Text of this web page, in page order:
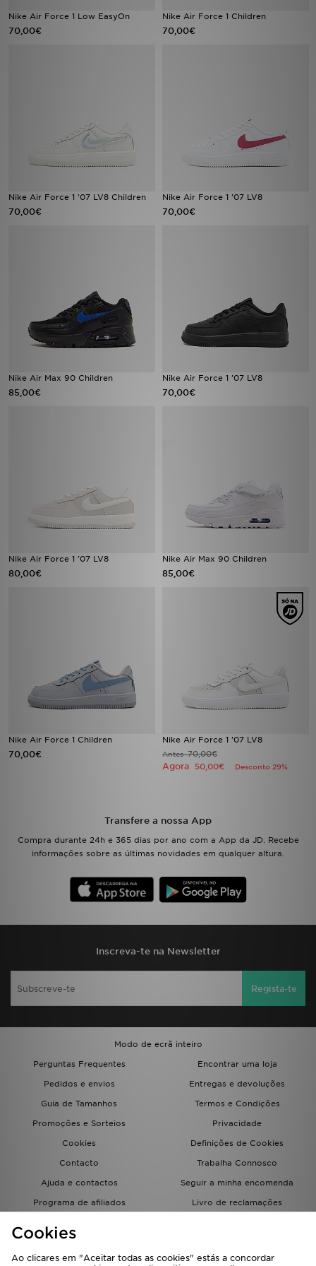
Nike Air Force 1 Low EasyOn
70,00€
Nike Air Force 1 Children
70,00€
Nike Air Force 1 '07 LV8 Children
70,00€
Nike Air Force 1 '07 LV8
70,00€
Nike Air Max 90 Children
85,00€
Nike Air Force 1 '07 LV8
70,00€
Nike Air Force 1 '07 LV8
80,00€
Nike Air Max 90 Children
85,00€
Nike Air Force 1 Children
70,00€
Nike Air Force 1 '07 LV8
Antes70,00€
Agora 50,00€ Desconto 29%
Transfere a nossa App
Compra durante 24h e 365 dias por ano com a App da JD. Recebe
informações sobre as últimas novidades em qualquer altura.
Inscreva-te na Newsletter
Regista-te
Modo de ecrã inteiro
Perguntas Frequentes
Encontrar uma loja
Pedidos e envios
Entregas e devoluções
Guia de Tamanhos
Termos e Condições
Promoções e Sorteios
Privacidade
Cookies
Definições de Cookies
Contacto
Trabalha Connosco
Ajuda e contactos
Seguir a minha encomenda
Programa de afiliados
Livro de reclamações
LOCALIZADOR DE LOJAS
SUBSCREVE
ESTADO DO TEU PEDIDO
TRABALHA CONNOSCO
FAQs
Cookies
Ao clicares em "Aceitar todas as cookies" estás a concordar